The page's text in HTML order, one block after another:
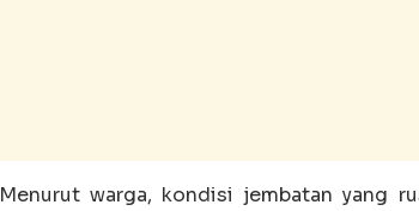
Menurut warga, kondisi jembatan yang